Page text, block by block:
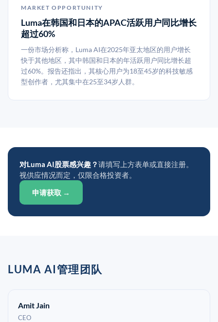
MARKET OPPORTUNITY
Luma在韩国和日本的APAC活跃用户同比增长
超过60%
一份市场分析称，Luma AI在2025年亚太地区的用户增长
快于其他地区，其中韩国和日本的年活跃用户同比增长超
过60%。报告还指出，其核心用户为18至45岁的科技敏感
型创作者，尤其集中在25至34岁人群。
对Luma AI股票感兴趣？请填写上方表单或直接注册。
视供应情况而定，仅限合格投资者。
申请获取 →
LUMA AI管理团队
Amit Jain
CEO